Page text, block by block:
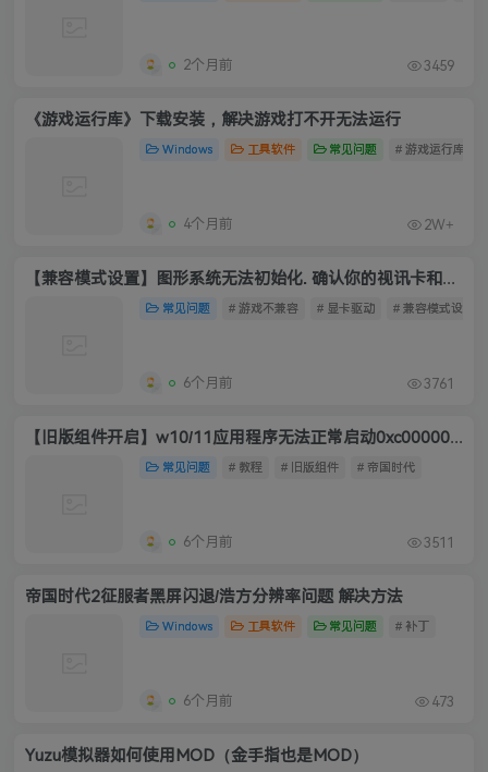
2个月前 3459
《游戏运行库》下载安装，解决游戏打不开无法运行
Windows 工具软件 常见问题 # 游戏运行库安
4个月前 2W+
【兼容模式设置】图形系统无法初始化. 确认你的视讯卡和驱动程式和DirectDraw是相容的.
常见问题 # 游戏不兼容 # 显卡驱动 # 兼容模式设置
6个月前 3761
【旧版组件开启】w10/11应用程序无法正常启动0xc0000022解决方法
常见问题 # 教程 # 旧版组件 # 帝国时代
6个月前 3511
帝国时代2征服者黑屏闪退/浩方分辨率问题 解决方法
Windows 工具软件 常见问题 # 补丁
6个月前 473
Yuzu模拟器如何使用MOD（金手指也是MOD）